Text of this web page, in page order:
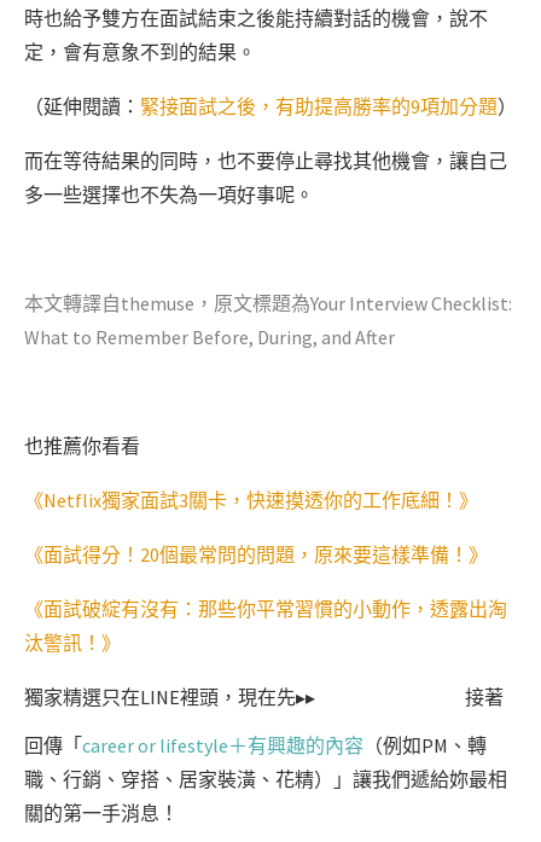
時也給予雙方在面試結束之後能持續對話的機會，說不
定，會有意象不到的結果。
（延伸閱讀： 緊接面試之後，有助提高勝率的9項加分題）
而在等待結果的同時，也不要停止尋找其他機會，讓自己
多一些選擇也不失為一項好事呢。
本文轉譯自themuse ，原文標題為Your Interview Checklist:
What to Remember Before, During, and After
也推薦你看看
《Netflix獨家面試3關卡，快速摸透你的工作底細！》
《面試得分！20個最常問的問題，原來要這樣準備！》
《面試破綻有沒有：那些你平常習慣的小動作，透露出淘
汰警訊！》
獨家精選只在LINE裡頭，現在先▸▸
接著
回傳「career or lifestyle＋有興趣的內容 （例如PM、轉
職、行銷、穿搭、居家裝潢、花精）」讓我們遞給妳最相
關的第一手消息！